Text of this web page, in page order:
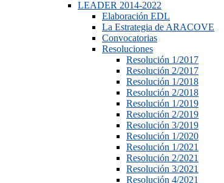
LEADER 2014-2022
Elaboración EDL
La Estrategia de ARACOVE
Convocatorias
Resoluciones
Resolución 1/2017
Resolución 2/2017
Resolución 1/2018
Resolución 2/2018
Resolución 1/2019
Resolución 2/2019
Resolución 3/2019
Resolución 1/2020
Resolución 1/2021
Resolución 2/2021
Resolución 3/2021
Resolución 4/2021